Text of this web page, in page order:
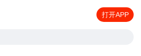
打开APP